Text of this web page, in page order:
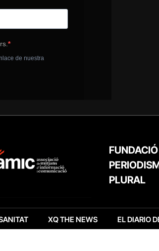
FUNDACIÓ
PLURAL
XQ THE NEWS EL DIARIO